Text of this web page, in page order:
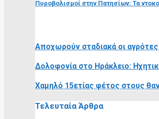
Πυροβολισμοί στην Πατησίων: Τα
Αποχωρούν σταδιακά οι
Δολοφονία στο Ηράκλειο:
Χαμηλό 15ετίας φέτος στους
Τελευταία Άρθρα